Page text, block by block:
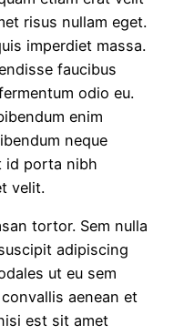
risus nullam eget.
imperdiet massa.
faucibus
odio eu.
enim
neque
id porta nibh
velit.
tortor. Sem nulla
adipiscing
ut eu sem
aenean et
est sit amet